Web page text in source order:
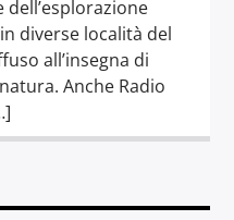
dell’esplorazione
diverse località del
all’insegna di
Anche Radio